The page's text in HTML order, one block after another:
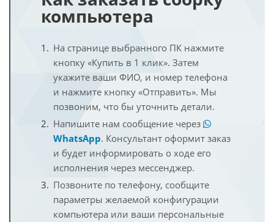
компьютера
На странице выбранного ПК нажмите
кнопку «Купить в 1 клик». Затем
укажите ваши ФИО, и номер телефона
и нажмите кнопку «Отправить». Мы
позвоним, что бы уточнить детали.
Напишите нам сообщение через
WhatsApp. Консультант оформит заказ
и будет информировать о ходе его
исполнения через мессенджер.
Позвоните по телефону, сообщите
параметры желаемой конфигурации
компьютера или ваши персональные